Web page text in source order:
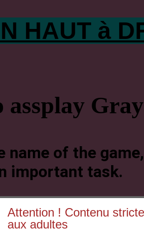
HAUT à
assplay
name of the
important task.
Aiden Garciaand
fantastic
Attention ! Contenu
aux adultes